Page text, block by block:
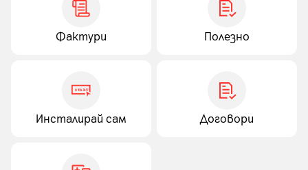
Фактури Полезно
Инсталирай сам Договори